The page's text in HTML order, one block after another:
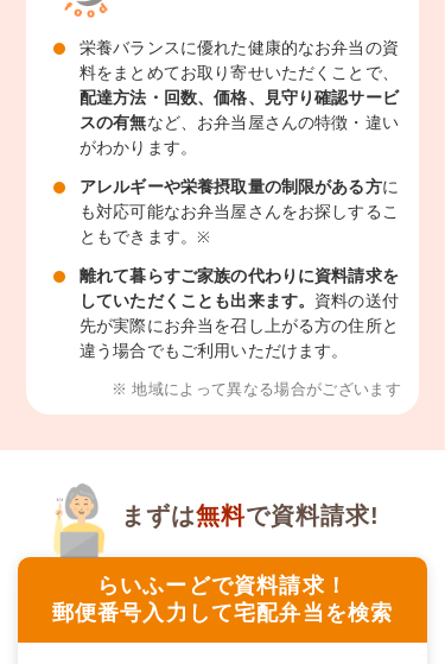
栄養バランスに優れた健康的なお弁当の資
料をまとめてお取り寄せいただくことで、
配達方法・回数、価格、見守り確認サービ
スの有無など、お弁当屋さんの特徴・違い
がわかります。
アレルギーや栄養摂取量の制限がある方に
も対応可能なお弁当屋さんをお探しするこ
ともできます。※
離れて暮らすご家族の代わりに資料請求を
していただくことも出来ます。 資料の送付
先が実際にお弁当を召し上がる方の住所と
違う場合でもご利用いただけます。
※ 地域によって異なる場合がございます
らいふーどで資料請求！
郵便番号入力して宅配弁当を検索
まずは無料で資料請求!